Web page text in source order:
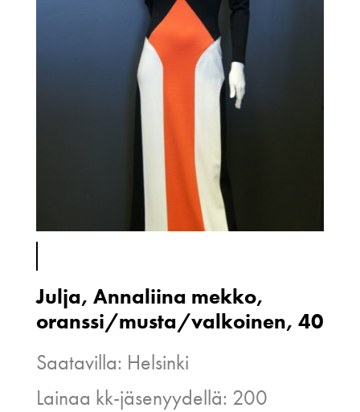
Julja, Annaliina mekko,
oranssi/musta/valkoinen, 40
Saatavilla: Helsinki
Lainaa kk-jäsenyydellä: 200